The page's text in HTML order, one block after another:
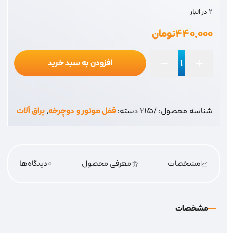
2 در انبار
۴۴۰,۰۰۰تومان
میل
افزودن به سبد خرید
شناسه محصول:/215 دسته:قفل موتور و دوچرخه,یراق آلات
مشخصات معرفی محصول 0دیدگاه‌‌ها
مشخصات